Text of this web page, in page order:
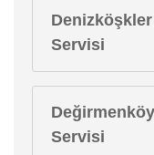
Servisi
Servisi